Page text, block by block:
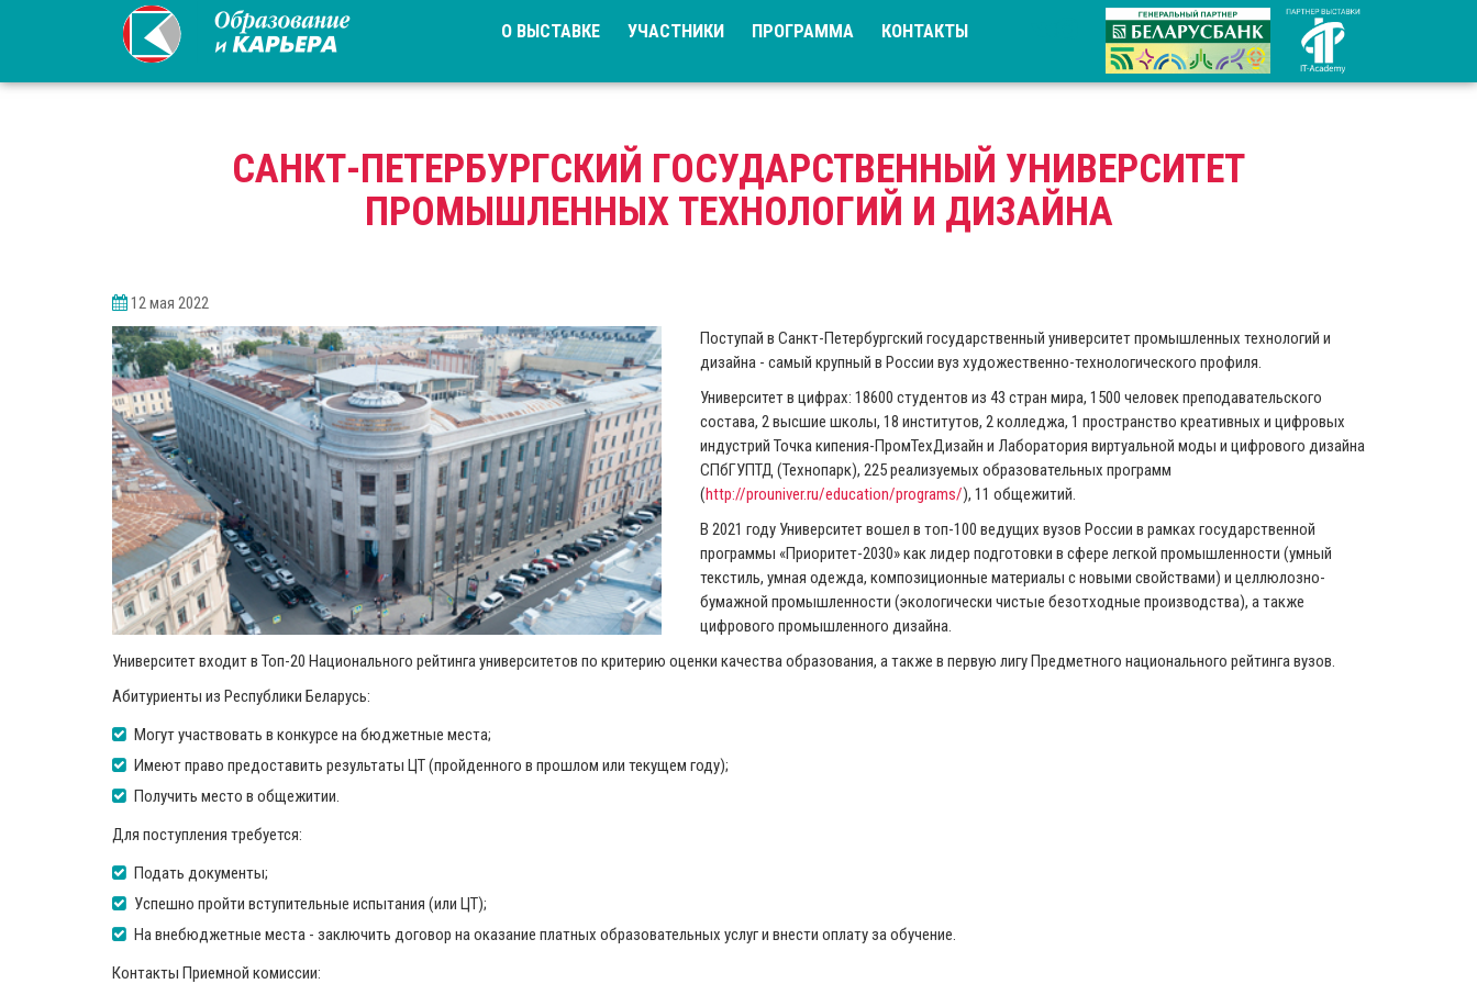
О ВЫСТАВКЕ УЧАСТНИКИ ПРОГРАММА КОНТАКТЫ
САНКТ-ПЕТЕРБУРГСКИЙ ГОСУДАРСТВЕННЫЙ УНИВЕРСИТЕТ
ПРОМЫШЛЕННЫХ ТЕХНОЛОГИЙ И ДИЗАЙНА
12 мая 2022
Поступай в Санкт-Петербургский государственный университет промышленных технологий и
дизайна - самый крупный в России вуз художественно-технологического профиля.
Университет в цифрах: 18600 студентов из 43 стран мира, 1500 человек преподавательского
состава, 2 высшие школы, 18 институтов, 2 колледжа, 1 пространство креативных и цифровых
индустрий Точка кипения-ПромТехДизайн и Лаборатория виртуальной моды и цифрового дизайна
СПбГУПТД (Технопарк), 225 реализуемых образовательных программ
(http://prouniver.ru/education/programs/), 11 общежитий.
В 2021 году Университет вошел в топ-100 ведущих вузов России в рамках государственной
программы «Приоритет-2030» как лидер подготовки в сфере легкой промышленности (умный
текстиль, умная одежда, композиционные материалы с новыми свойствами) и целлюлозно-
бумажной промышленности (экологически чистые безотходные производства), а также
цифрового промышленного дизайна.
Университет входит в Топ-20 Национального рейтинга университетов по критерию оценки качества образования, а также в первую лигу Предметного национального рейтинга вузов.
Абитуриенты из Республики Беларусь:
Могут участвовать в конкурсе на бюджетные места;
Имеют право предоставить результаты ЦТ (пройденного в прошлом или текущем году);
Получить место в общежитии.
Для поступления требуется:
Подать документы;
Успешно пройти вступительные испытания (или ЦТ);
На внебюджетные места - заключить договор на оказание платных образовательных услуг и внести оплату за обучение.
Контакты Приемной комиссии: